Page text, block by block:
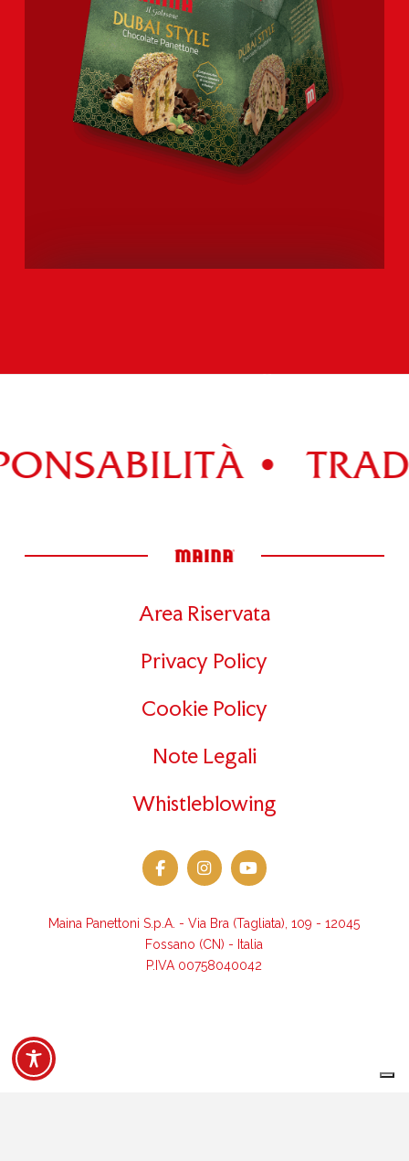
•
Area Riservata
Privacy Policy
Cookie Policy
Note Legali
Whistleblowing
Maina Panettoni S.p.A. - Via Bra (Tagliata), 109 - 12045
Fossano (CN) - Italia
P.IVA 00758040042